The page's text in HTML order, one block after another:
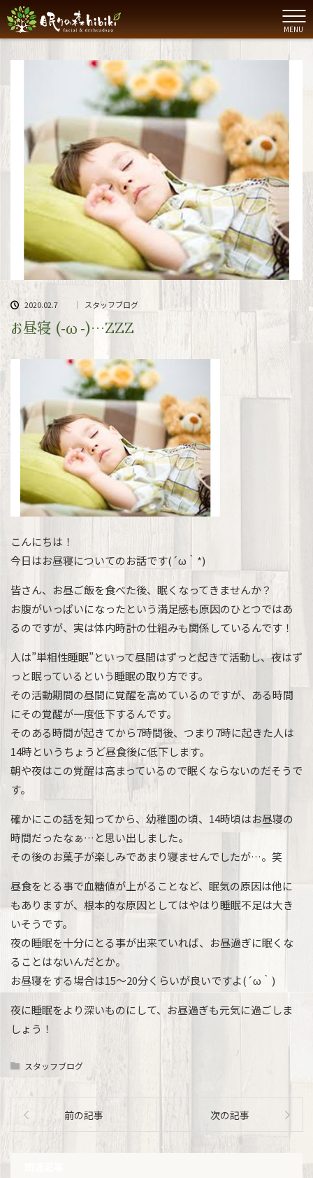
MENU
2020.02.7 スタッフブログ
お昼寝 (-ω-)…ZZZ
こんにちは！
今日はお昼寝についてのお話です(´ω｀*)
皆さん、お昼ご飯を食べた後、眠くなってきませんか？
お腹がいっぱいになったという満足感も原因のひとつではあ
るのですが、実は体内時計の仕組みも関係しているんです！
人は”単相性睡眠”といって昼間はずっと起きて活動し、夜はず
っと眠っているという睡眠の取り方です。
その活動期間の昼間に覚醒を高めているのですが、ある時間
にその覚醒が一度低下するんです。
そのある時間が起きてから7時間後、つまり7時に起きた人は
14時というちょうど昼食後に低下します。
朝や夜はこの覚醒は高まっているので眠くならないのだそうで
す。
確かにこの話を知ってから、幼稚園の頃、14時頃はお昼寝の
時間だったなぁ…と思い出しました。
その後のお菓子が楽しみであまり寝ませんでしたが…。笑
昼食をとる事で血糖値が上がることなど、眠気の原因は他に
もありますが、根本的な原因としてはやはり睡眠不足は大き
いそうです。
夜の睡眠を十分にとる事が出来ていれば、お昼過ぎに眠くな
ることはないんだとか。
お昼寝をする場合は15～20分くらいが良いですよ(´ω｀)
夜に睡眠をより深いものにして、お昼過ぎも元気に過ごしま
しょう！
スタッフブログ
前の記事 次の記事